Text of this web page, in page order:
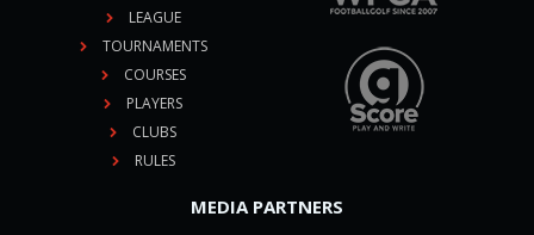
LEAGUE
TOURNAMENTS
COURSES
PLAYERS
CLUBS
RULES
MEDIA PARTNERS